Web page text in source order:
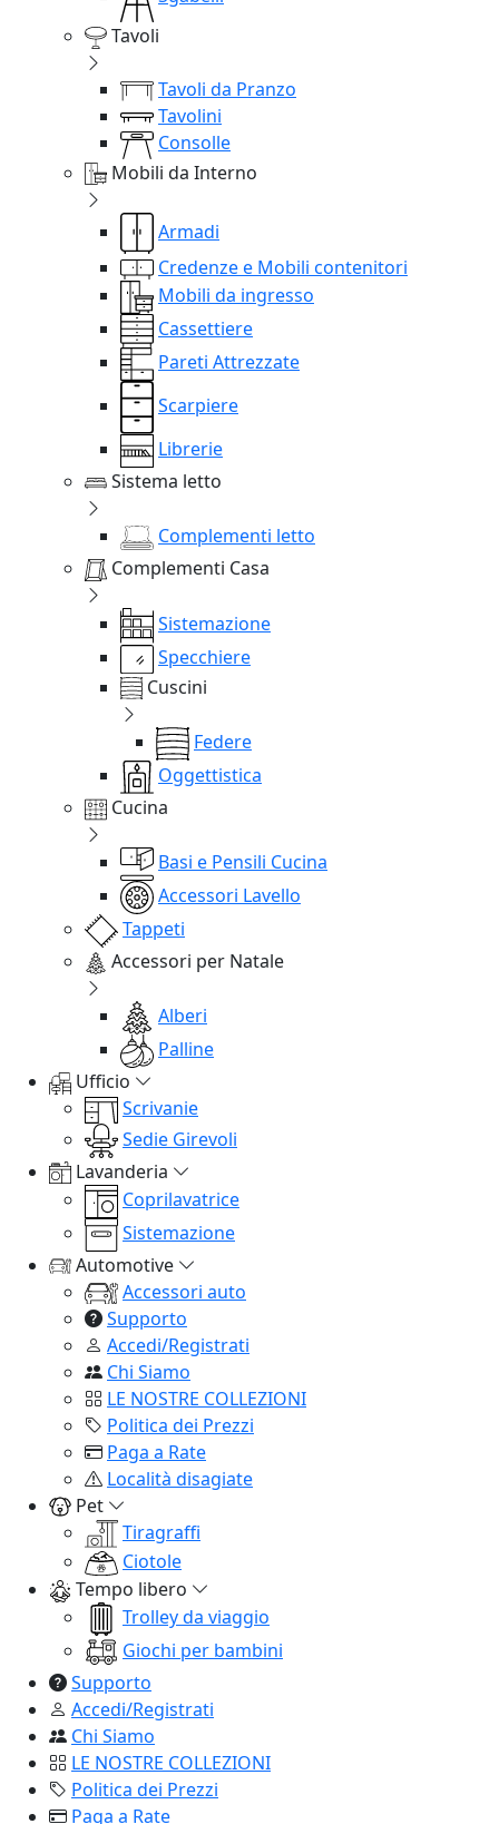
Tavoli
Tavoli da Pranzo
Tavolini
Consolle
Mobili da Interno
Armadi
Credenze e Mobili contenitori
Mobili da ingresso
Cassettiere
Pareti Attrezzate
Scarpiere
Librerie
Sistema letto
Complementi letto
Complementi Casa
Sistemazione
Specchiere
Cuscini
Federe
Oggettistica
Cucina
Basi e Pensili Cucina
Accessori Lavello
Tappeti
Accessori per Natale
Alberi
Palline
Ufficio
Scrivanie
Sedie Girevoli
Lavanderia
Coprilavatrice
Sistemazione
Automotive
Accessori auto
Supporto
Accedi/Registrati
Chi Siamo
LE NOSTRE COLLEZIONI
Politica dei Prezzi
Paga a Rate
Località disagiate
Pet
Tiragraffi
Ciotole
Tempo libero
Trolley da viaggio
Giochi per bambini
Supporto
Accedi/Registrati
Chi Siamo
LE NOSTRE COLLEZIONI
Politica dei Prezzi
Paga a Rate